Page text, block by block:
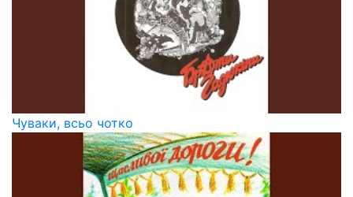
Чуваки, всьо чотко